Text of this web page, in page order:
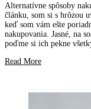
Alternatívne spôsoby nakupovania Pri zamýšľaní sa nad témou nového
článku, som si s hrôzou
keď som vám ešte
nakupovania. Jasné, na
poďme si ich pekne
Read More